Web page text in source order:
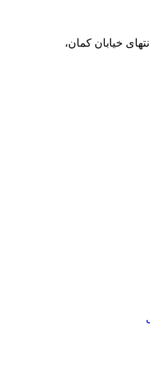
خیابان کمان،